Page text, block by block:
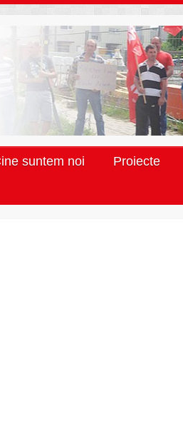
suntem noi Proiecte